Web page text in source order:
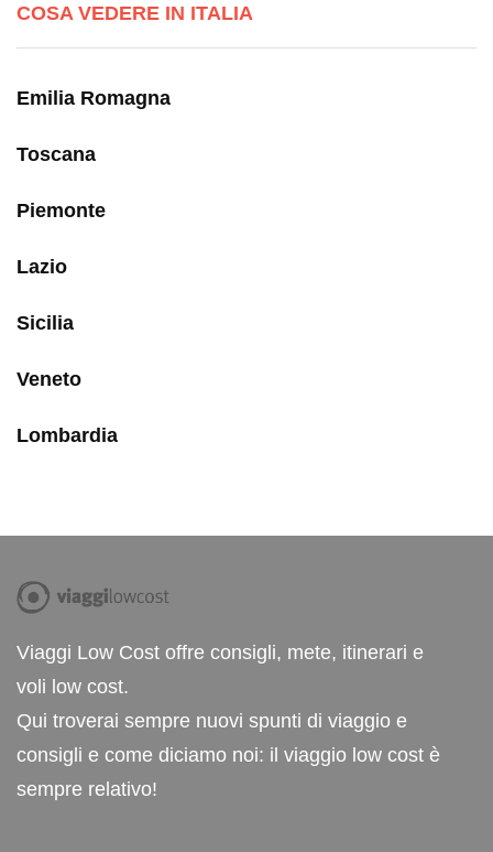
COSA VEDERE IN ITALIA
Emilia Romagna
Toscana
Piemonte
Lazio
Sicilia
Veneto
Lombardia
Viaggi Low Cost offre consigli, mete, itinerari e
voli low cost.
Qui troverai sempre nuovi spunti di viaggio e
consigli e come diciamo noi: il viaggio low cost è
sempre relativo!